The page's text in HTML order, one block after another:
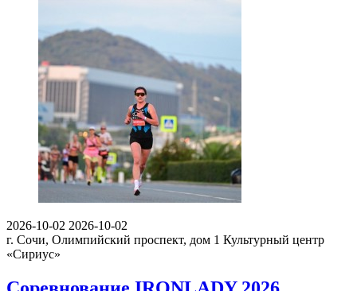
2026-10-02 2026-10-02
г. Сочи, Олимпийский проспект, дом 1 Культурный центр
«Сириус»